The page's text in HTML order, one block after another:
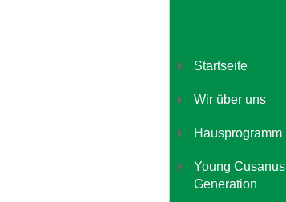
Startseite
Wir über uns
Hausprogramm
Young Cusanus
Generation